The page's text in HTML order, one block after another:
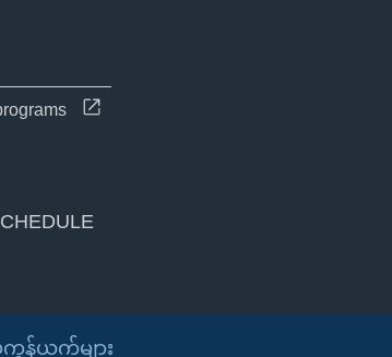
န်ယက်များ